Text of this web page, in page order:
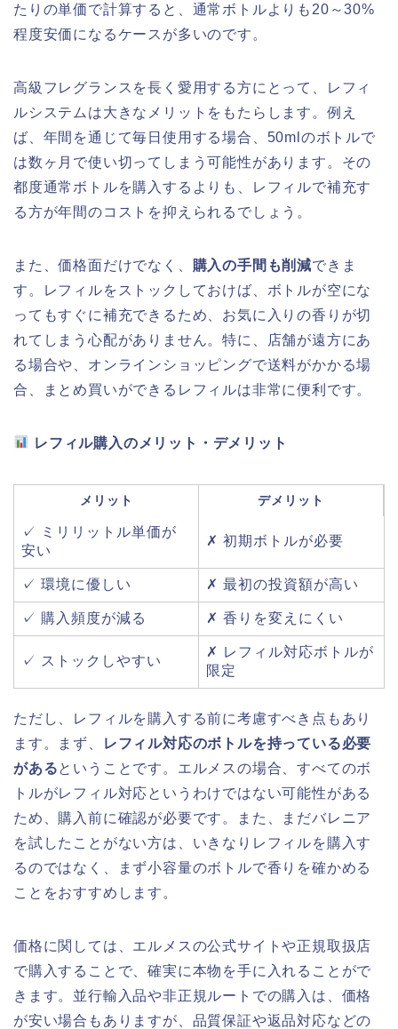
たりの単価で計算すると、通常ボトルよりも20～30%
程度安価になるケースが多いのです。
高級フレグランスを長く愛用する方にとって、レフィ
ルシステムは大きなメリットをもたらします。例え
ば、年間を通じて毎日使用する場合、50mlのボトルで
は数ヶ月で使い切ってしまう可能性があります。その
都度通常ボトルを購入するよりも、レフィルで補充す
る方が年間のコストを抑えられるでしょう。
また、価格面だけでなく、 購入の手間も削減できま
す。レフィルをストックしておけば、ボトルが空にな
ってもすぐに補充できるため、お気に入りの香りが切
れてしまう心配がありません。特に、店舗が遠方にあ
る場合や、オンラインショッピングで送料がかかる場
合、まとめ買いができるレフィルは非常に便利です。
レフィル購入のメリット・デメリット
メリット デメリット
✓ ミリリットル単価が
安い
✗ 初期ボトルが必要
✓ 環境に優しい ✗ 最初の投資額が高い
✓ 購入頻度が減る ✗ 香りを変えにくい
✓ ストックしやすい
✗ レフィル対応ボトルが
限定
ただし、レフィルを購入する前に考慮すべき点もあり
ます。まず、
レフィル対応のボトルを持っている必要
があるということです。エルメスの場合、すべてのボ
トルがレフィル対応というわけではない可能性がある
ため、購入前に確認が必要です。また、まだバレニア
を試したことがない方は、いきなりレフィルを購入す
るのではなく、まず小容量のボトルで香りを確かめる
ことをおすすめします。
価格に関しては、エルメスの公式サイトや正規取扱店
で購入することで、確実に本物を手に入れることがで
きます。並行輸入品や非正規ルートでの購入は、価格
が安い場合もありますが、品質保証や返品対応などの